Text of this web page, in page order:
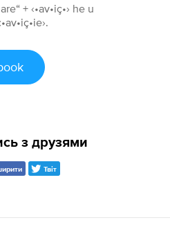
+ ‹•av•iç•› he u
з друзями
Твіт